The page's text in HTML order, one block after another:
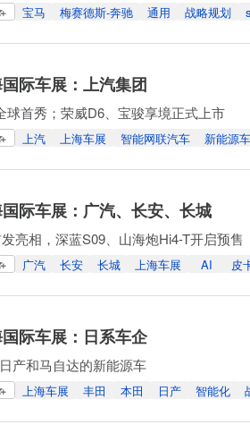
宝马 梅赛德斯-奔驰 通用 战略规划
际车展：上汽集团
球首秀；荣威D6、宝骏享境正式上市
上汽 上海车展 智能网联汽车 新能源车
际车展：广汽、长安、长城
亮相，深蓝S09、山海炮Hi4-T开启预售
广汽 长安 长城 上海车展 AI 皮
际车展：日系车企
产和马自达的新能源车
上海车展 丰田 本田 日产 智能化